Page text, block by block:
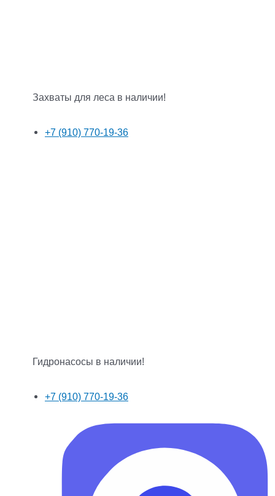
Захваты для леса в наличии!
+7 (910) 770-19-36
Гидронасосы в наличии!
+7 (910) 770-19-36